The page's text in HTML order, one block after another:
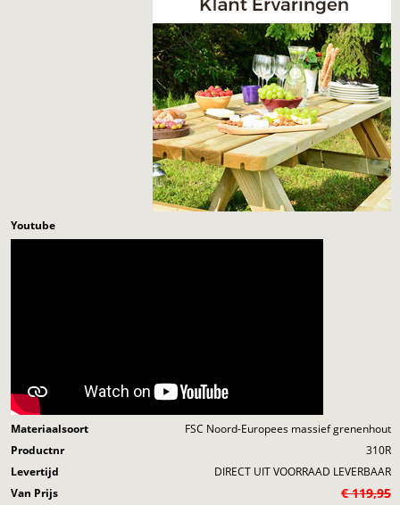
Youtube
Materiaalsoort
FSC Noord-Europees massief grenenhout
Productnr
310R
Levertijd
DIRECT UIT VOORRAAD LEVERBAAR
Van Prijs
€ 119,95